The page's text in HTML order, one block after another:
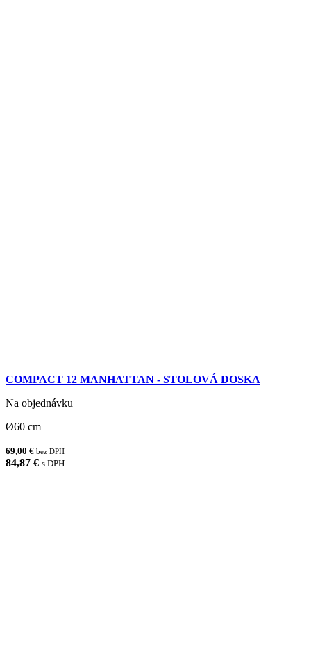
COMPACT 12 MANHATTAN - STOLOVÁ DOSKA
Na objednávku
Ø60 cm
69,00 € bez DPH
84,87 € s DPH